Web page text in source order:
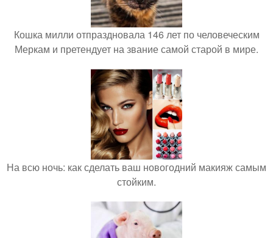
Кошка милли отпраздновала 146 лет по человеческим
Меркам и претендует на звание самой старой в мире.
На всю ночь: как сделать ваш новогодний макияж самым
стойким.